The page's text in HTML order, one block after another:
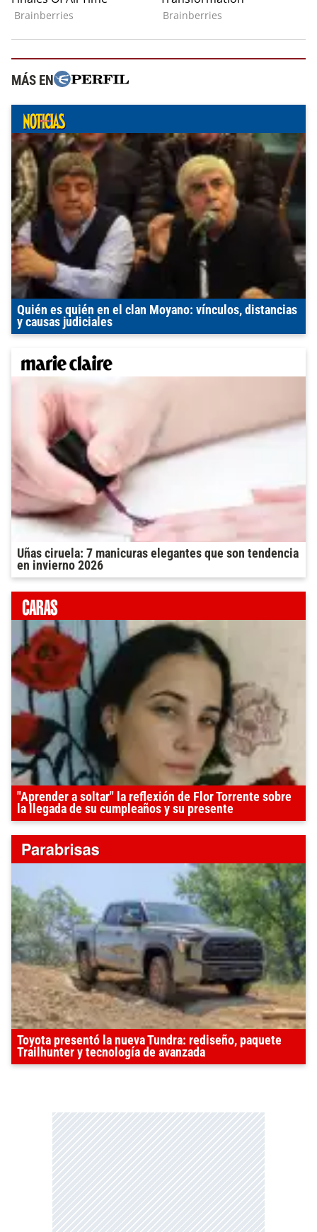
MÁS EN
Quién es quién en el clan Moyano: vínculos, distancias
y causas judiciales
Uñas ciruela: 7 manicuras elegantes que son tendencia
en invierno 2026
"Aprender a soltar" la reflexión de Flor Torrente sobre
la llegada de su cumpleaños y su presente
Toyota presentó la nueva Tundra: rediseño, paquete
Trailhunter y tecnología de avanzada